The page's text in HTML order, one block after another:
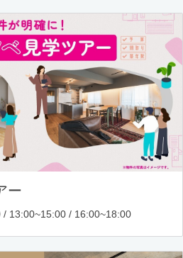
ー
13:00~15:00 / 16:00~18:00